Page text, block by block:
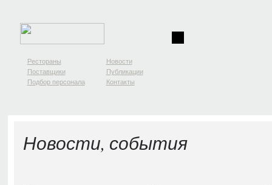
Рестораны
Новости
Поставщики
Публикации
Подбор персонала
Контакты
Новости, события